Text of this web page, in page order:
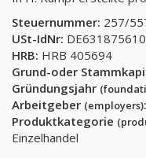
Steuernummer: 257/
USt-IdNr: DE631875610
HRB: HRB 405694
Grund-oder
Gründungsjahr
Arbeitgeber (employers):
Produktkategorie
Einzelhandel